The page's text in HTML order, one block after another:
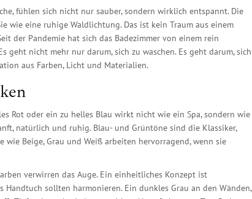
fühlen sich nicht nur sauber, sondern wirklich entspannt. Die
wie eine ruhige Waldlichtung. Das ist kein Traum aus einem
der Pandemie hat sich das Badezimmer von einem rein
nicht mehr nur darum, sich zu waschen. Es geht darum, sich
aus Farben, Licht und Materialien.
Rot oder ein zu helles Blau wirkt nicht wie ein Spa, sondern wie
natürlich und ruhig. Blau- und Grüntöne sind die Klassiker,
wie Beige, Grau und Weiß arbeiten hervorragend, wenn sie
verwirren das Auge. Ein einheitliches Konzept ist
Handtuch sollten harmonieren. Ein dunkles Grau an den Wänden,